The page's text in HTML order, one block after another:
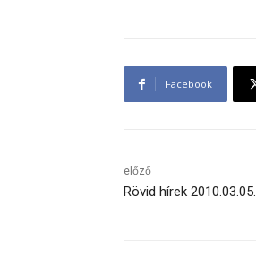
Facebook
előző
Rövid hírek 2010.03.05.